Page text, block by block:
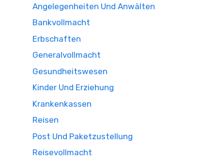
Angelegenheiten Und Anwälten
Bankvollmacht
Erbschaften
Generalvollmacht
Gesundheitswesen
Kinder Und Erziehung
Krankenkassen
Reisen
Post Und Paketzustellung
Reisevollmacht